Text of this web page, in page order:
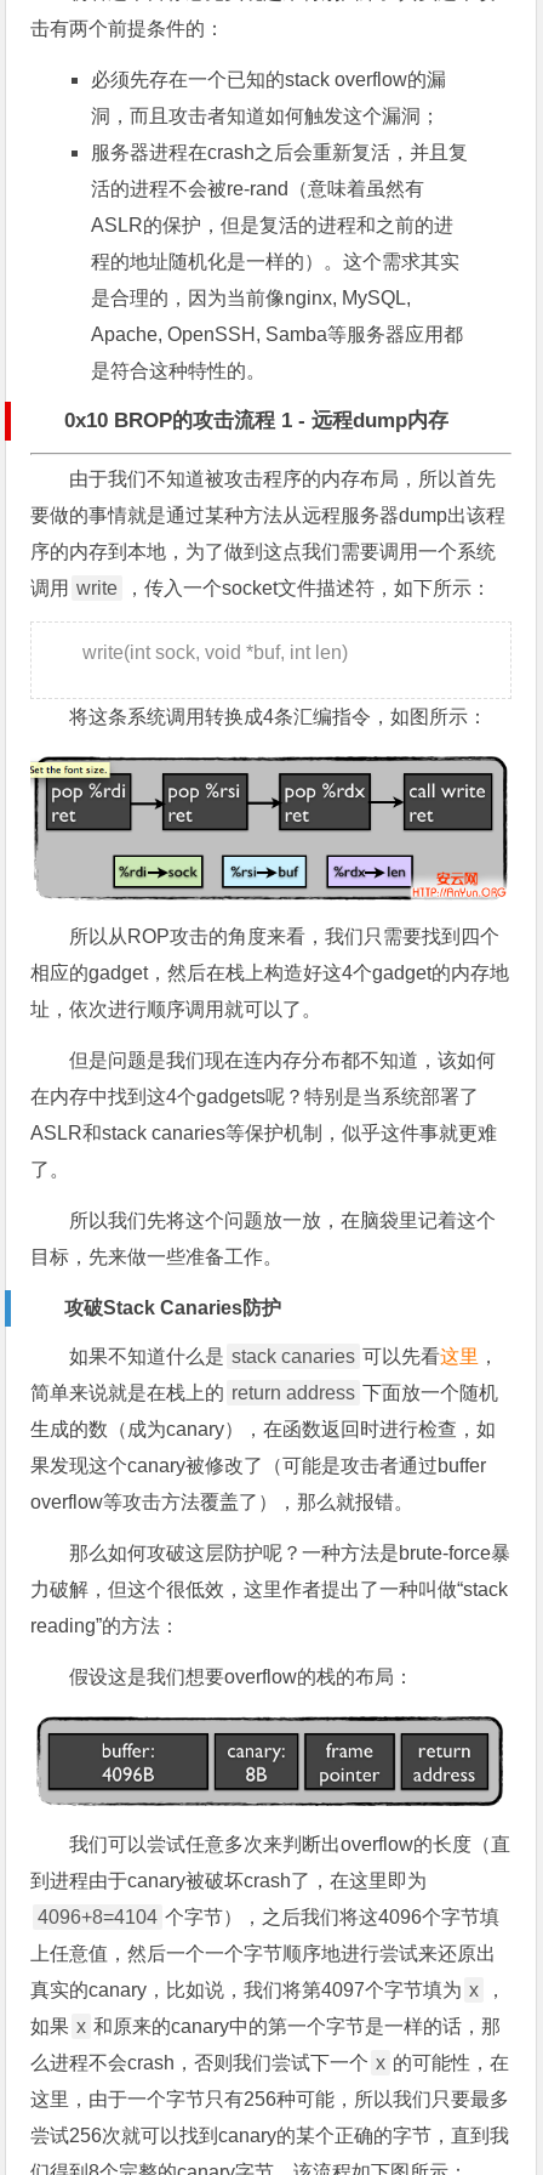
击有两个前提条件的：
必须先存在一个已知的stack overflow的漏
洞，而且攻击者知道如何触发这个漏洞；
服务器进程在crash之后会重新复活，并且复
活的进程不会被re-rand（意味着虽然有
ASLR的保护，但是复活的进程和之前的进
程的地址随机化是一样的）。这个需求其实
是合理的，因为当前像nginx, MySQL,
Apache, OpenSSH, Samba等服务器应用都
是符合这种特性的。
0x10 BROP的攻击流程 1 - 远程dump内存
由于我们不知道被攻击程序的内存布局，所以首先
要做的事情就是通过某种方法从远程服务器dump出该程
序的内存到本地，为了做到这点我们需要调用一个系统
调用 write ，传入一个socket文件描述符，如下所示：
write(int sock, void *buf, int len)
将这条系统调用转换成4条汇编指令，如图所示：
所以从ROP攻击的角度来看，我们只需要找到四个
相应的gadget，然后在栈上构造好这4个gadget的内存地
址，依次进行顺序调用就可以了。
但是问题是我们现在连内存分布都不知道，该如何
在内存中找到这4个gadgets呢？特别是当系统部署了
ASLR和stack canaries等保护机制，似乎这件事就更难
了。
所以我们先将这个问题放一放，在脑袋里记着这个
目标，先来做一些准备工作。
攻破Stack Canaries防护
如果不知道什么是 stack canaries 可以先看这里 ，
简单来说就是在栈上的 return address 下面放一个随机
生成的数（成为canary），在函数返回时进行检查，如
果发现这个canary被修改了（可能是攻击者通过buffer
overflow等攻击方法覆盖了），那么就报错。
那么如何攻破这层防护呢？一种方法是brute-force暴
力破解，但这个很低效，这里作者提出了一种叫做“stack
reading”的方法：
假设这是我们想要overflow的栈的布局：
我们可以尝试任意多次来判断出overflow的长度（直
到进程由于canary被破坏crash了，在这里即为
4096+8=4104 个字节），之后我们将这4096个字节填
上任意值，然后一个一个字节顺序地进行尝试来还原出
真实的canary，比如说，我们将第4097个字节填为 x
，
如果 x 和原来的canary中的第一个字节是一样的话，那
么进程不会crash，否则我们尝试下一个 x 的可能性，在
这里，由于一个字节只有256种可能，所以我们只要最多
尝试256次就可以找到canary的某个正确的字节，直到我